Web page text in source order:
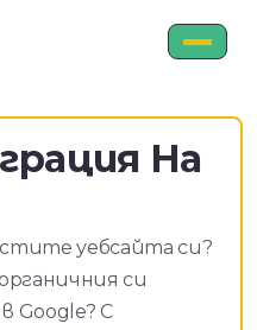
На
уебсайта си?
си
Google? С